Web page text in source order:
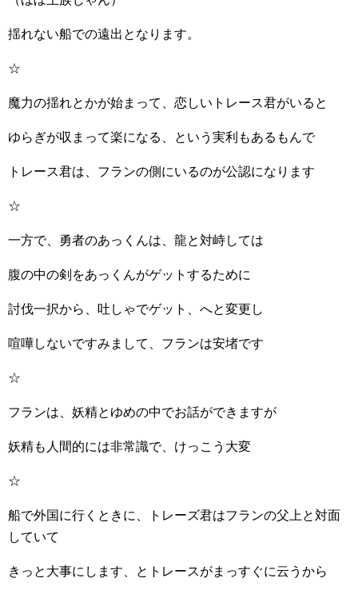
揺れない船での遠出となります。
☆
魔力の揺れとかが始まって、恋しいトレース君がいると
ゆらぎが収まって楽になる、という実利もあるもんで
トレース君は、フランの側にいるのが公認になります
☆
一方で、勇者のあっくんは、龍と対峙しては
腹の中の剣をあっくんがゲットするために
討伐一択から、吐しゃでゲット、へと変更し
喧嘩しないですみまして、フランは安堵です
☆
フランは、妖精とゆめの中でお話ができますが
妖精も人間的には非常識で、けっこう大変
☆
船で外国に行くときに、トレーズ君はフランの父上と対面
していて
きっと大事にします、とトレースがまっすぐに云うから